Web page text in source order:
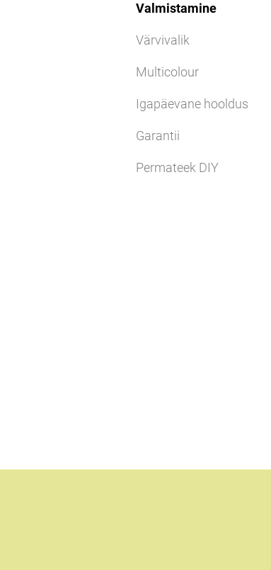
Valmistamine
Värvivalik
Multicolour
Igapäevane hooldus
Garantii
Permateek DIY